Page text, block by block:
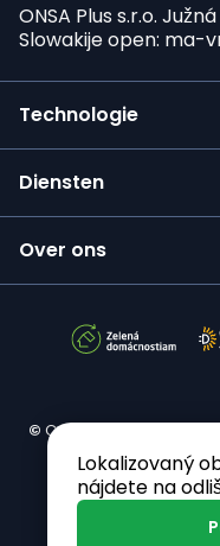
ONSA Plus s.r.o.
Slowakije open: ma-
Technologie
Diensten
Over ons
© Copyright 2026 ONSA
Lamaist
Lokalizovaný
nájdete na